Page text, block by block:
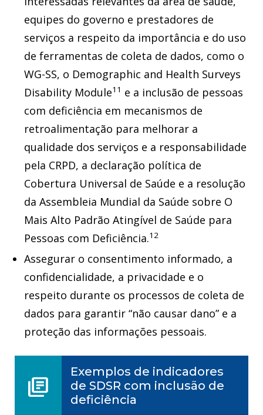
equipes do governo e prestadores de
serviços a respeito da importância e do uso
de ferramentas de coleta de dados, como o
WG-SS, o Demographic and Health Surveys
Disability Module11 e a inclusão de pessoas
com deficiência em mecanismos de
retroalimentação para melhorar a
qualidade dos serviços e a responsabilidade
pela CRPD, a declaração política de
Cobertura Universal de Saúde e a resolução
da Assembleia Mundial da Saúde sobre O
Mais Alto Padrão Atingível de Saúde para
Pessoas com Deficiência.12
Assegurar o consentimento informado, a
confidencialidade, a privacidade e o
respeito durante os processos de coleta de
dados para garantir “não causar dano” e a
proteção das informações pessoais.
library_books
Exemplos de indicadores
de SDSR com inclusão de
deficiência